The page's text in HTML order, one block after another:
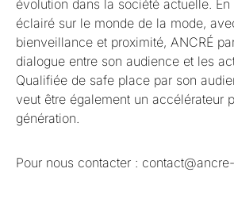
évolution dans la société actuelle.
éclairé sur le monde de la mode,
bienveillance et proximité, ANCRÉ
dialogue entre son audience et les
Qualifiée de safe place par son
veut être également un accélérateur
génération.
Pour nous contacter :